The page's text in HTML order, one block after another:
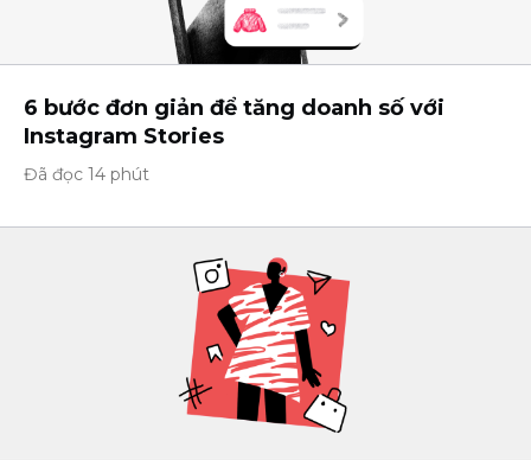
6 bước đơn giản để tăng doanh số với
Instagram Stories
Đã đọc 14 phút